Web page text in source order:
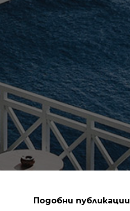
Подобни публикации